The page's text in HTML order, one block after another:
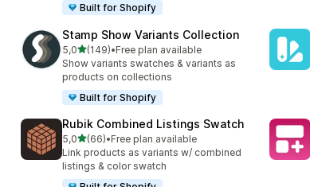
Built for Shopify
Stamp Show Variants Collection
5,05 yıldız üzerinden
(149)
toplam 149 değerlendirme
•Free plan available
Show variants swatches & variants as
products on collections
Built for Shopify
Rubik Combined Listings Swatch
5,05 yıldız üzerinden
(66)
toplam 66 değerlendirme
•Free plan available
Link products as variants w/ combined
listings & color swatch